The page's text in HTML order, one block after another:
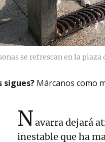
se refrescan en la
sigues? Márcanos como
Navarra dejará
inestable que ha